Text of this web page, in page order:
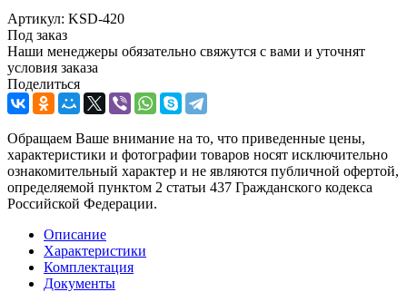
Артикул: KSD-420
Под заказ
Наши менеджеры обязательно свяжутся с вами и уточнят
условия заказа
Поделиться
Обращаем Ваше внимание на то, что приведенные цены,
характеристики и фотографии товаров носят исключительно
ознакомительный характер и не являются публичной офертой,
определяемой пунктом 2 статьи 437 Гражданского кодекса
Российской Федерации.
Описание
Характеристики
Комплектация
Документы